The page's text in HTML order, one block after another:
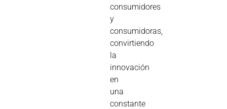
consumidores
y
consumidoras,
convirtiendo
la
innovación
en
una
constante